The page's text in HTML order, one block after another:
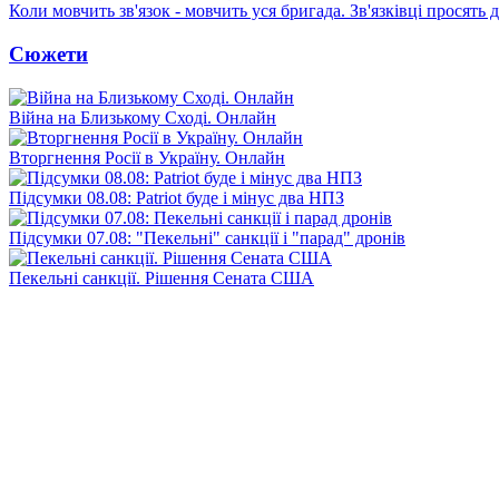
Коли мовчить зв'язок - мовчить уся бригада. Зв'язківці просять
Сюжети
Війна на Близькому Сході. Онлайн
Вторгнення Росії в Україну. Онлайн
Підсумки 08.08: Patriot буде і мінус два НПЗ
Підсумки 07.08: "Пекельні" санкції і "парад" дронів
Пекельні санкції. Рішення Сената США